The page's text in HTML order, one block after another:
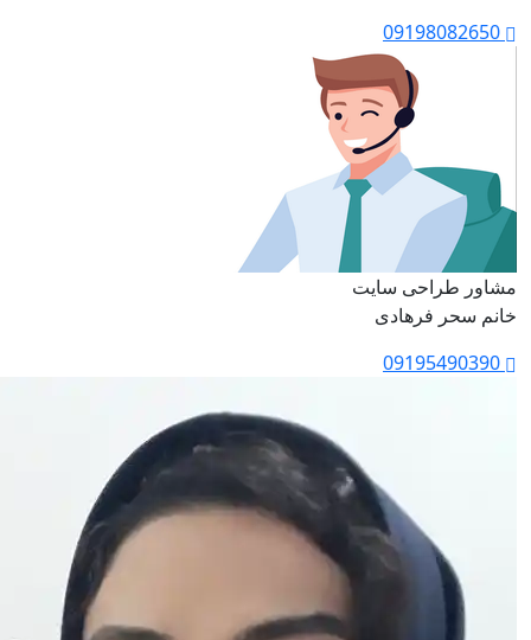
مشاور طراحی سایت
خانم سحر فرهادی